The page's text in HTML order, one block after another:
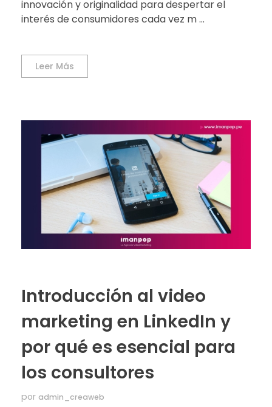
innovación y originalidad para despertar el
interés de consumidores cada vez m ...
Leer Más
Introducción al video
marketing en LinkedIn y
por qué es esencial para
los consultores
por admin_creaweb